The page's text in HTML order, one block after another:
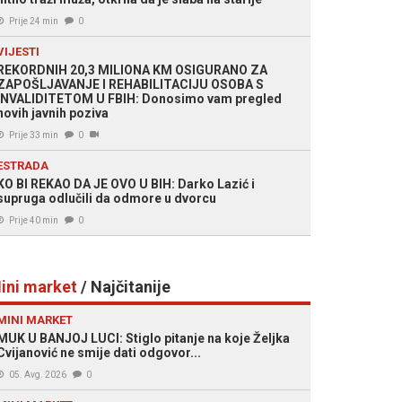
Prije 24 min 0
20,3 MILIONA KM OSIGURANO ZA
I REHABILITACIJU OSOBA S
U FBIH: Donosimo vam pregled
javnih poziva
Prije 33 min 0
BI REKAO DA JE OVO U BIH: Darko Lazić i
odlučili da odmore u dvorcu
Prije 40 min 0
market/ Najčitanije
MARKET
U BANJOJ LUCI: Stiglo pitanje na koje Željka
ne smije dati odgovor...
05. Avg. 2026 0